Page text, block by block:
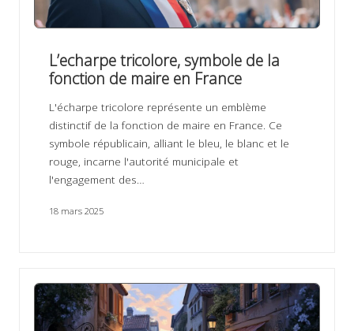
L’echarpe tricolore, symbole de la
fonction de maire en France
L'écharpe tricolore représente un emblème
distinctif de la fonction de maire en France. Ce
symbole républicain, alliant le bleu, le blanc et le
rouge, incarne l'autorité municipale et
l'engagement des…
18 mars 2025